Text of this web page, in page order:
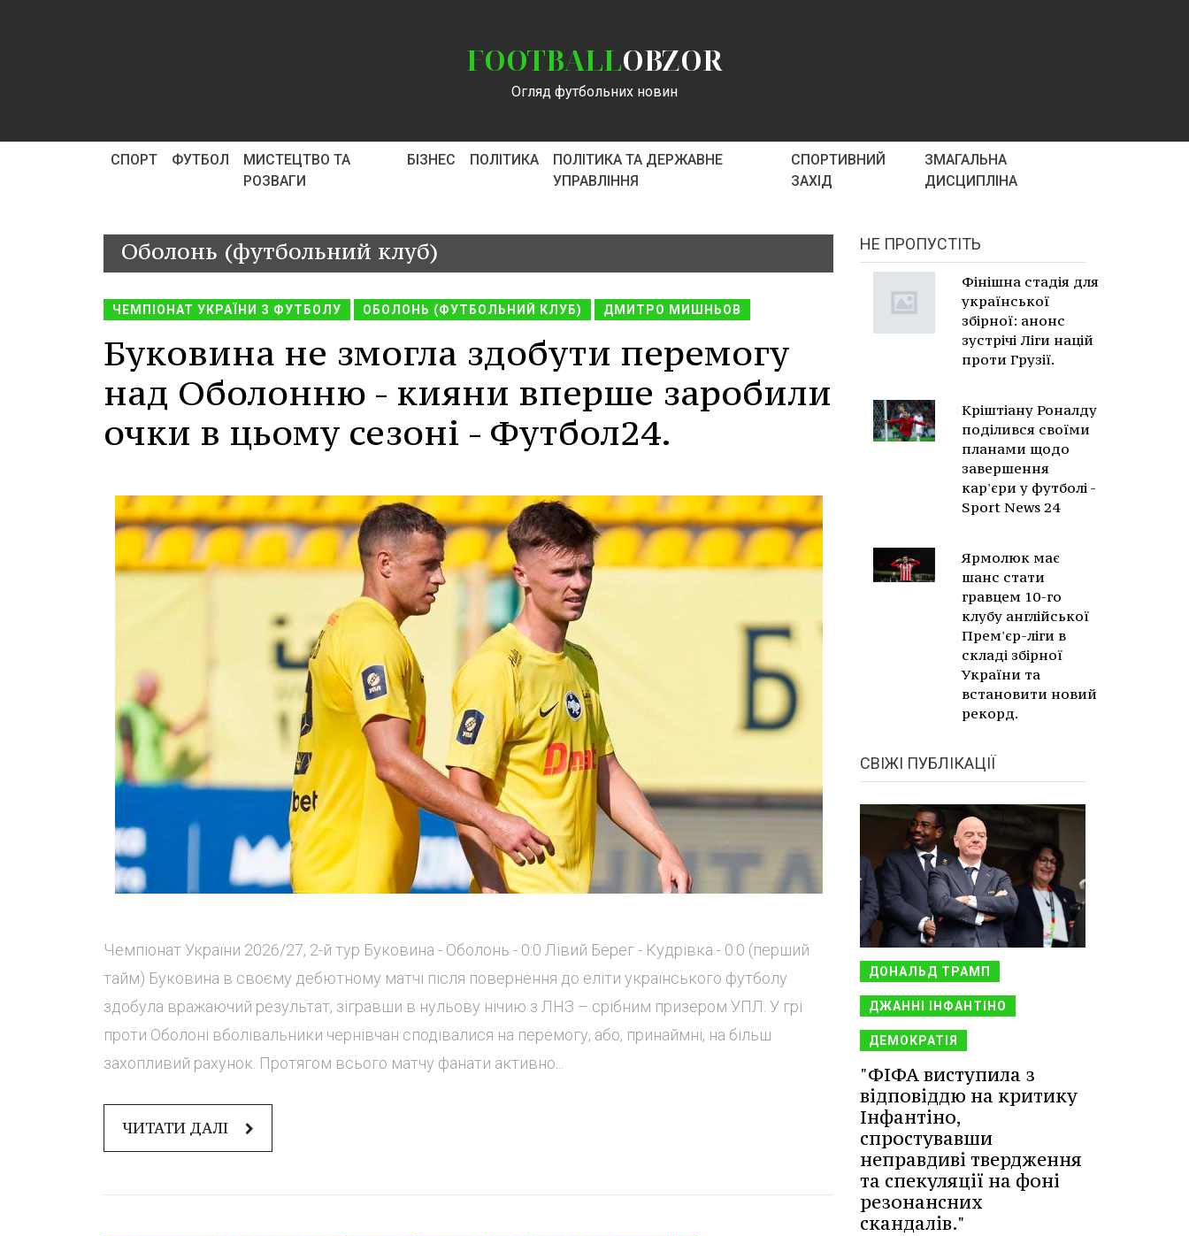
FOOTBALLOBZOR
Огляд футбольних новин
СПОРТ ФУТБОЛ
МИСТЕЦТВО ТА
РОЗВАГИ
БІЗНЕС ПОЛІТИКА
ПОЛІТИКА ТА ДЕРЖАВНЕ
УПРАВЛІННЯ
СПОРТИВНИЙ
ЗАХІД
ЗМАГАЛЬНА
ДИСЦИПЛІНА
Оболонь (футбольний клуб)
ЧЕМПІОНАТ УКРАЇНИ З ФУТБОЛУ ОБОЛОНЬ (ФУТБОЛЬНИЙ КЛУБ) ДМИТРО МИШНЬОВ
Буковина не змогла здобути перемогу
над Оболонню - кияни вперше заробили
очки в цьому сезоні - Футбол24.
Чемпіонат України 2026/27, 2-й тур Буковина - Оболонь - 0:0 Лівий Берег - Кудрівка - 0:0 (перший
тайм) Буковина в своєму дебютному матчі після повернення до еліти українського футболу
здобула вражаючий результат, зігравши в нульову нічию з ЛНЗ – срібним призером УПЛ. У грі
проти Оболоні вболівальники чернівчан сподівалися на перемогу, або, принаймні, на більш
захопливий рахунок. Протягом всього матчу фанати активно...
ЧИТАТИ ДАЛІ
НЕ ПРОПУСТІТЬ
Фінішна стадія для
української
збірної: анонс
зустрічі Ліги націй
проти Грузії.
Кріштіану Роналду
поділився своїми
планами щодо
завершення
кар'єри у футболі -
Sport News 24
Ярмолюк має
шанс стати
гравцем 10-го
клубу англійської
Прем'єр-ліги в
складі збірної
України та
встановити новий
рекорд.
СВІЖІ ПУБЛІКАЦІЇ
ДОНАЛЬД ТРАМП
ДЖАННІ ІНФАНТІНО
ДЕМОКРАТІЯ
"ФІФА виступила з
відповіддю на критику
Інфантіно,
спростувавши
неправдиві твердження
та спекуляції на фоні
резонансних
скандалів."